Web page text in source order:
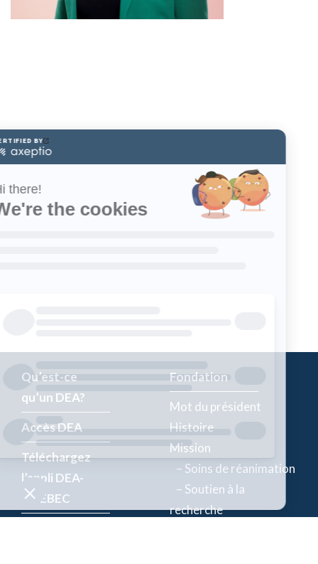
Qu’est-ce
qu’un DEA?
Accès DEA
Téléchargez
l’appli DEA-
QUÉBEC
Fondation
Mot du président
Histoire
Mission
– Soins de réanimation
– Soutien à la
recherche